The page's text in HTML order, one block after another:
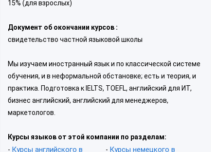
15% (для взрослых)
Документ об окончании курсов :
свидетельство частной языковой школы
Мы изучаем иностранный язык и по классической системе
обучения, и в неформальной обстановке; есть и теория, и
практика. Подготовка к IELTS, TOEFL, английский для ИТ,
бизнес английский, английский для менеджеров,
маркетологов.
Курсы языков от этой компании по разделам:
- Курсы английского в
- Курсы немецкого в